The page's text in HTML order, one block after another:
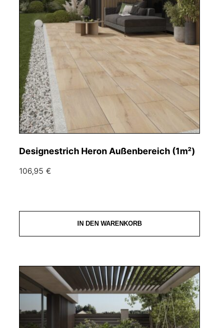
Designestrich Heron Außenbereich (1m²)
106,95 €
IN DEN WARENKORB